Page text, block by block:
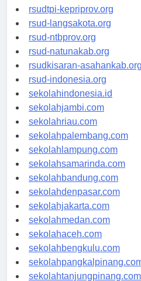
rsud-sulbarprov.org
rsudtpi-kepriprov.org
rsud-langsakota.org
rsud-ntbprov.org
rsud-natunakab.org
rsudkisaran-asahankab.org
rsud-indonesia.org
sekolahindonesia.id
sekolahjambi.com
sekolahriau.com
sekolahpalembang.com
sekolahlampung.com
sekolahsamarinda.com
sekolahbandung.com
sekolahdenpasar.com
sekolahjakarta.com
sekolahmedan.com
sekolahaceh.com
sekolahbengkulu.com
sekolahpangkalpinang.com